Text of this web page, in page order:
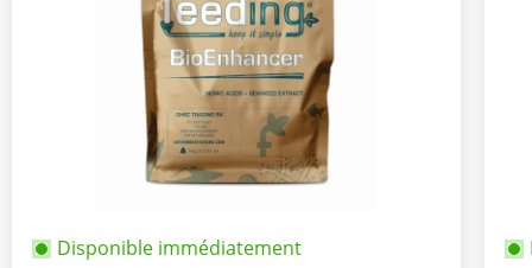
Disponible immédiatement